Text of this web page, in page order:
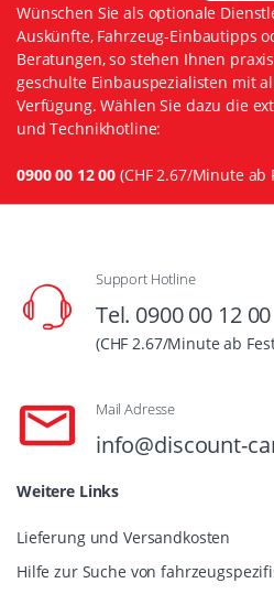
Wünschen Sie als optionale
Auskünfte, Fahrzeug-Einbautipps
Beratungen, so stehen Ihnen
geschulte Einbauspezialisten mit
Verfügung. Wählen Sie dazu die
und Technikhotline:
0900 00 12 00 (CHF 2.67/Minute ab
Support Hotline
Tel. 0900 00 12 00
(CHF 2.67/Minute ab
Mail Adresse
info@discount-
Weitere Links
Lieferung und Versandkosten
Hilfe zur Suche von